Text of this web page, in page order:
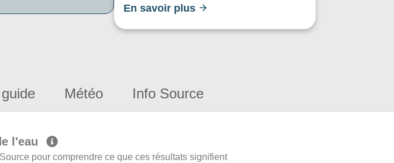
En savoir plus
Météo Info Source
l'eau
pour comprendre ce que ces résultats signifient